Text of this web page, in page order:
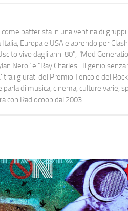
batterista in una ventina di
Europa e USA e aprendo per
vivo dagli anni 80", "Mod
Nero" e "Ray Charles- Il genio
tra i giurati del Premio Tenco e del
di musica, cinema, culture varie,
con Radiocoop dal 2003.